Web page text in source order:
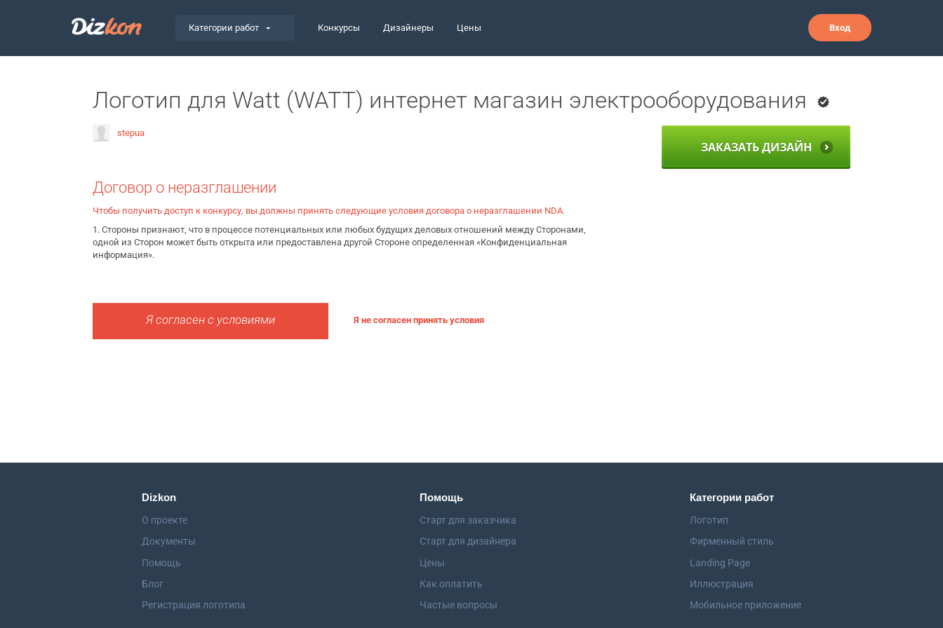
Категории работ Конкурсы Дизайнеры Цены Вход
Логотип для Watt (WATT) интернет магазин электрооборудования
stepua
ЗАКАЗАТЬ ДИЗАЙН
Договор о неразглашении
Чтобы получить доступ к конкурсу, вы должны принять следующие условия договора о неразглашении NDA.
1. Стороны признают, что в процессе потенциальных или любых будущих деловых отношений между Сторонами,
одной из Сторон может быть открыта или предоставлена другой Стороне определенная «Конфиденциальная
информация».
Я согласен с условиями Я не согласен принять условия
Dizkon
О проекте
Документы
Помощь
Блог
Регистрация логотипа
Помощь
Старт для заказчика
Старт для дизайнера
Цены
Как оплатить
Частые вопросы
Категории работ
Логотип
Фирменный стиль
Landing Page
Иллюстрация
Мобильное приложение